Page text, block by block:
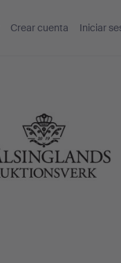
Crear cuenta Iniciar